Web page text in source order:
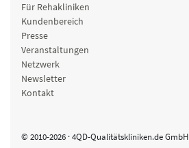
Für Rehakliniken
Kundenbereich
Presse
Veranstaltungen
Netzwerk
Newsletter
Kontakt
© 2010-2026 · 4QD-Qualitätskliniken.de GmbH